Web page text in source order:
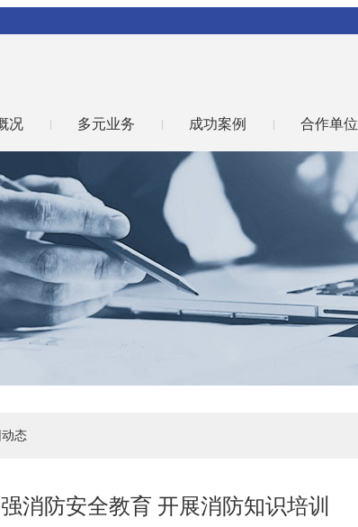
况 多元业务 成功案例 合作单位
态
消防安全教育 开展消防知识培训